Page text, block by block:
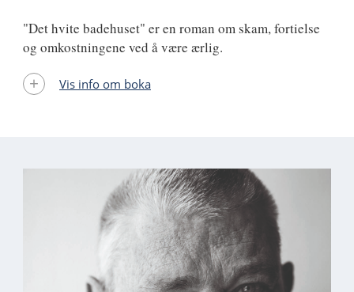
"Det hvite badehuset" er en roman om skam, fortielse
og omkostningene ved å være ærlig.
Vis info om boka